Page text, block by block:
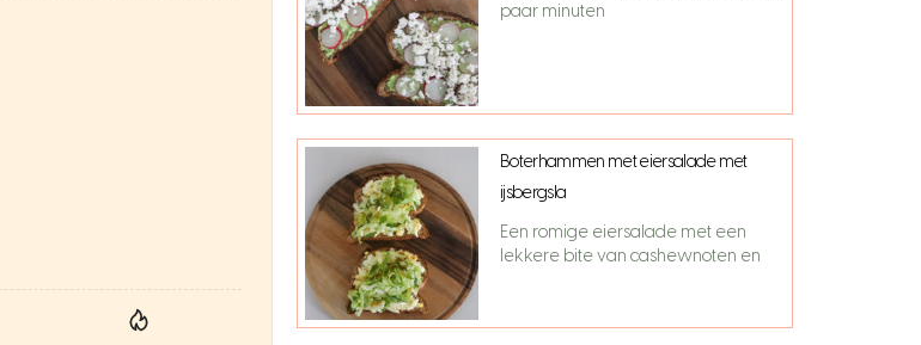
paar minuten
Boterhammen met eiersalade met
ijsbergsla
Een romige eiersalade met een
lekkere bite van cashewnoten en